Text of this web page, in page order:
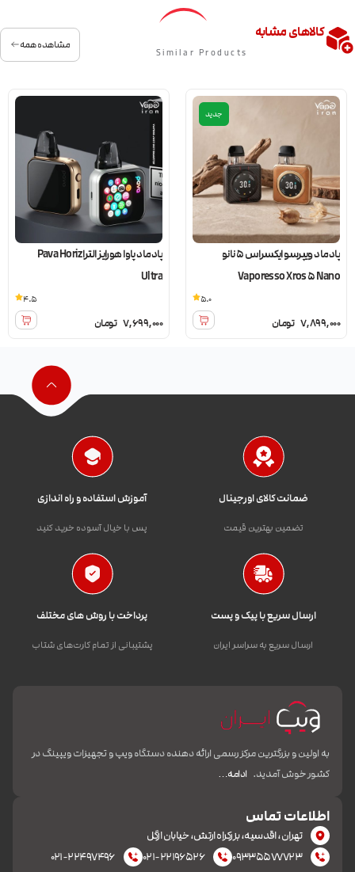
کالاهای مشابه
Similar Products
مشاهده همه
جدید
پادماد ویپرسو ایکسراس 5 نانو
Vaporesso Xros 5 Nano
7,899,000 تومان
5.0
پادماد پاوا هورایز الترا Pava Horiz
Ultra
7,699,000 تومان
4.5
ضمانت کالای اورجینال
تضمین بهترین قیمت
آموزش استفاده و راه اندازی
پس با خیال آسوده خرید کنید
ارسال سریع با پیک و پست
ارسال سریع به سراسر ایران
پرداخت با روش های مختلف
پشتیبانی از تمام کارت‌های شتاب
به اولین و بزرگترین مرکز رسمی ارائه دهنده دستگاه ویپ و تجهیزات ویپینگ در
کشور خوش آمدید. ادامه…
اطلاعات تماس
تهران، اقدسیه، بزرکراه ارتش، خیابان ازگل
۰۹۳۳۵۵۷۷۷۲۳
۰۲۱-۲۲۱۹۶۵۲۶ ۰۲۱-۲۲۴۹۷۴۹۶